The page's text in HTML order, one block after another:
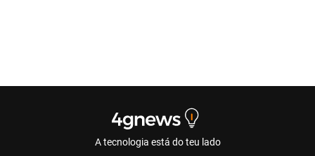
A tecnologia está do teu lado